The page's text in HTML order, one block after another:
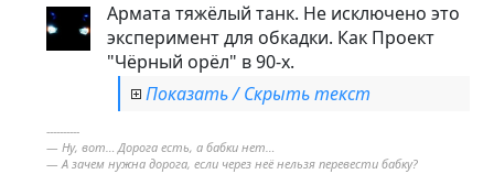
Армата тяжёлый танк. Не исключено это
эксперимент для обкадки. Как Проект
"Чёрный орёл" в 90-х.
Показать / Скрыть текст
----------
— Ну, вот… Дорога есть, а бабки нет…
— А зачем нужна дорога, если через неё нельзя перевести бабку?